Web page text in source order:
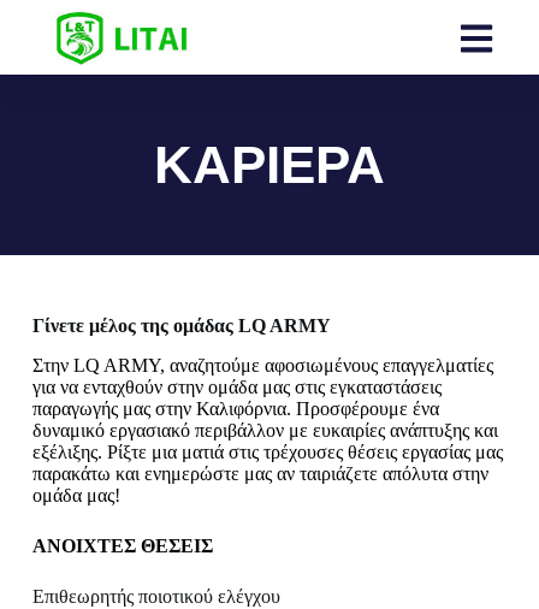
ΚΑΡΙΕΡΑ
Γίνετε μέλος της ομάδας LQ ARMY
Στην LQ ARMY, αναζητούμε αφοσιωμένους επαγγελματίες
για να ενταχθούν στην ομάδα μας στις εγκαταστάσεις
παραγωγής μας στην Καλιφόρνια. Προσφέρουμε ένα
δυναμικό εργασιακό περιβάλλον με ευκαιρίες ανάπτυξης και
εξέλιξης. Ρίξτε μια ματιά στις τρέχουσες θέσεις εργασίας μας
παρακάτω και ενημερώστε μας αν ταιριάζετε απόλυτα στην
ομάδα μας!
ΑΝΟΙΧΤΕΣ ΘΕΣΕΙΣ
Επιθεωρητής ποιοτικού ελέγχου